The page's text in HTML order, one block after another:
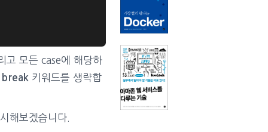
고 모든 case에 해당하
break 키워드를 생략합
해보겠습니다.